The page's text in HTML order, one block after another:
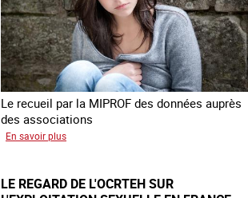
Le recueil par la MIPROF des données auprès
des associations
En savoir plus
l'enquête
LE REGARD DE L'OCRTEH SUR